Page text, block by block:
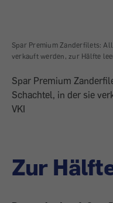
Spar Premium Zanderfilets:
verkauft werden, zur Hälfte
Spar Premium
Schachtel, in der sie
VKI
Zur